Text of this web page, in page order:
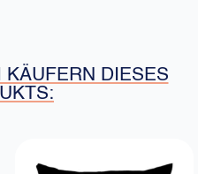
DIESES